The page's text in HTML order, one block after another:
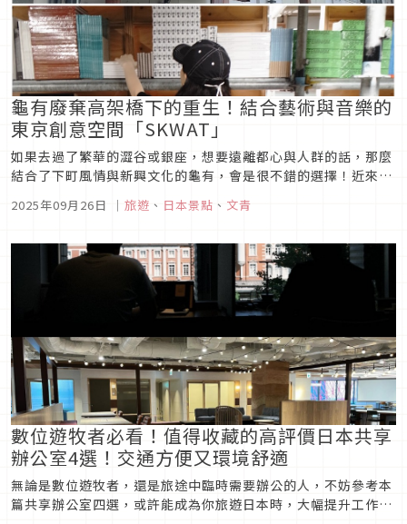
龜有廢棄高架橋下的重生！結合藝術與音樂的
東京創意空間「SKWAT」
如果去過了繁華的澀谷或銀座，想要遠離都心與人群的話，那麼
結合了下町風情與新興文化的龜有，會是很不錯的選擇！近來，
龜有除了烏龍派出所紀念館（こち亀記念館）之外，位在一座廢
棄高架橋下的藝術空間「SKWAT」也吸引了不少人前往，而究
2025年09月26日 ｜ 旅遊 、 日本景點 、 文青
數位遊牧者必看！值得收藏的高評價日本共享
辦公室4選！交通方便又環境舒適
無論是數位遊牧者，還是旅途中臨時需要辦公的人，不妨參考本
篇共享辦公室四選，或許能成為你旅遊日本時，大幅提升工作效